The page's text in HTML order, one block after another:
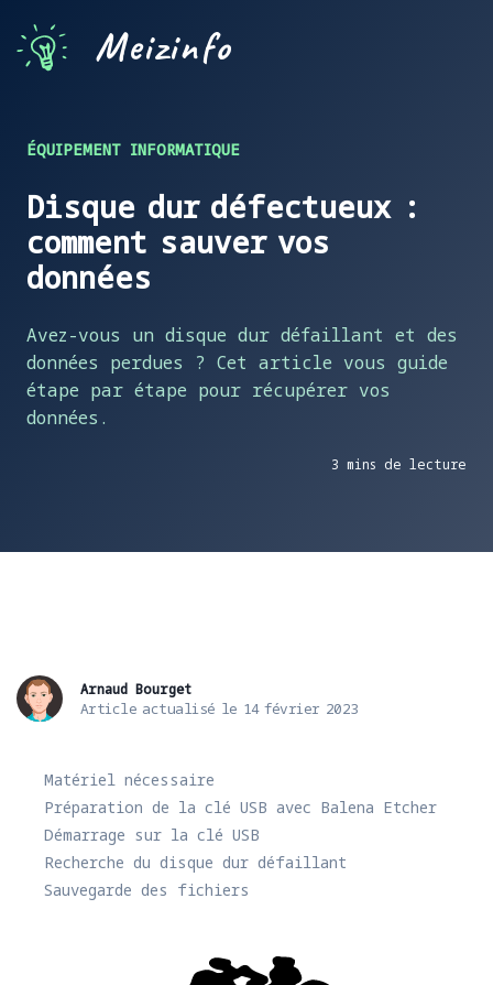
Meizinfo
ÉQUIPEMENT INFORMATIQUE
Disque dur défectueux :
comment sauver vos
données
Avez-vous un disque dur défaillant et des
données perdues ? Cet article vous guide
étape par étape pour récupérer vos
données.
3 mins de lecture
Arnaud Bourget
Article actualisé le 14 février 2023
Matériel nécessaire
Préparation de la clé USB avec Balena Etcher
Démarrage sur la clé USB
Recherche du disque dur défaillant
Sauvegarde des fichiers